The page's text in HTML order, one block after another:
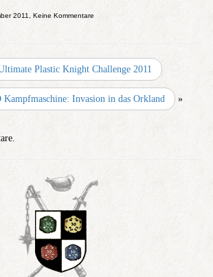
2011, Keine Kommentare
Plastic Knight Challenge 2011
Kampfmaschine: Invasion in das Orkland »